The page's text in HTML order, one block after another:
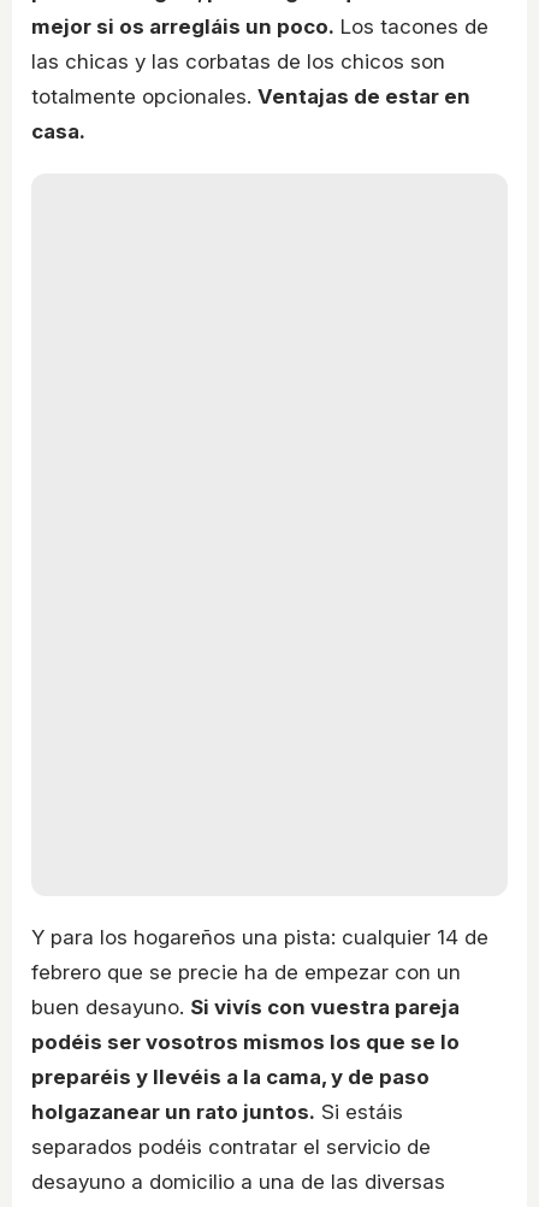
mejor si os arregláis un poco. Los tacones de
las chicas y las corbatas de los chicos son
totalmente opcionales. Ventajas de estar en
casa.
Y para los hogareños una pista: cualquier 14 de
febrero que se precie ha de empezar con un
buen desayuno. Si vivís con vuestra pareja
podéis ser vosotros mismos los que se lo
preparéis y llevéis a la cama, y de paso
holgazanear un rato juntos. Si estáis
separados podéis contratar el servicio de
desayuno a domicilio a una de las diversas